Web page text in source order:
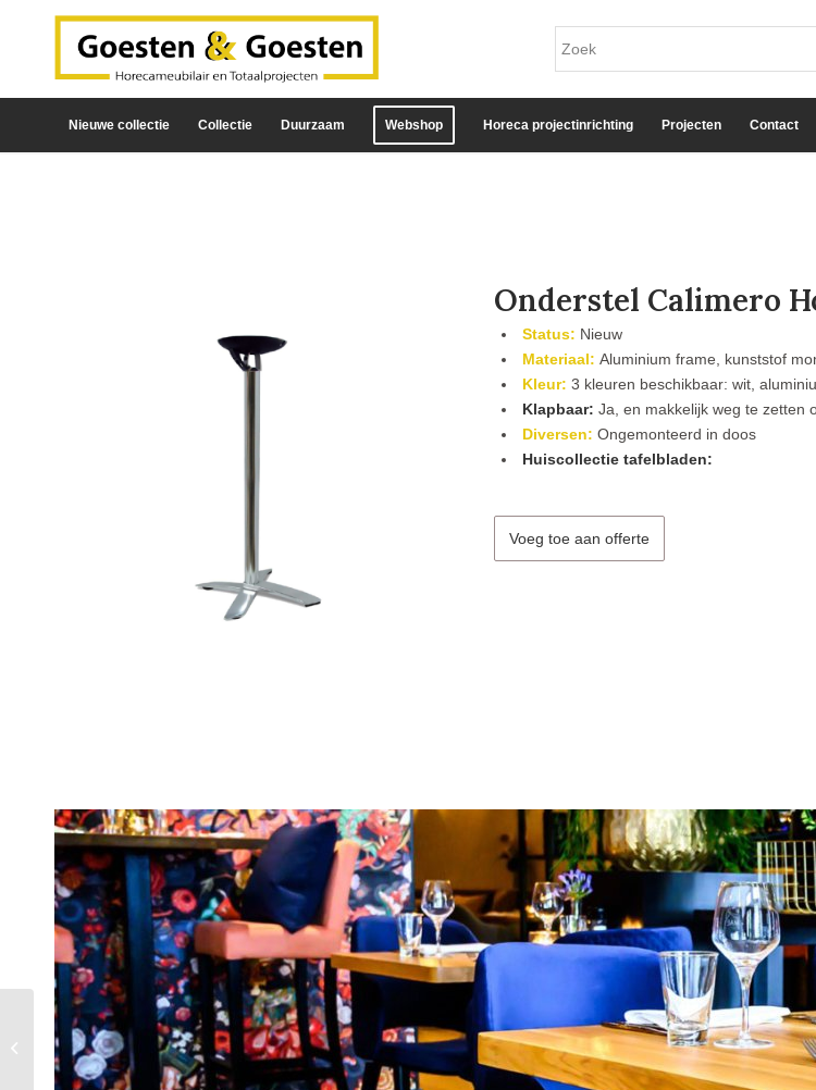
Nieuwe collectie Collectie Duurzaam Webshop Horeca projectinrichting Projecten Contact
Onderstel Calimero
Status: Nieuw
Materiaal:Aluminium frame, kunststof
Kleur:3 kleuren beschikbaar: wit,
Klapbaar:Ja, en makkelijk weg te zetten
Diversen:Ongemonteerd in doos
Huiscollectie tafelbladen:
Voeg toe aan offerte
Onderstel Calimero